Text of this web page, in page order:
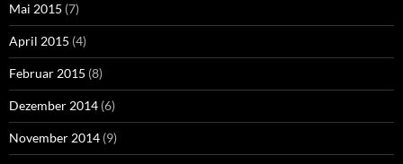
Mai 2015 (7)
April 2015 (4)
Februar 2015 (8)
Dezember 2014 (6)
November 2014 (9)